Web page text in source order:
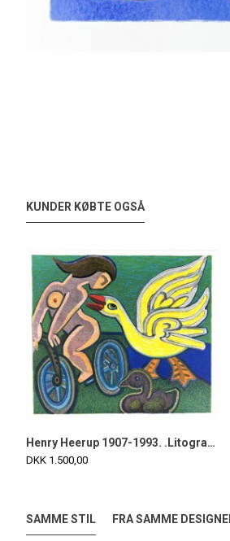
KUNDER KØBTE OGSÅ
Henry Heerup 1907-1993. .Litografi i farver.
DKK 1.500,00
SAMME STIL FRA SAMME